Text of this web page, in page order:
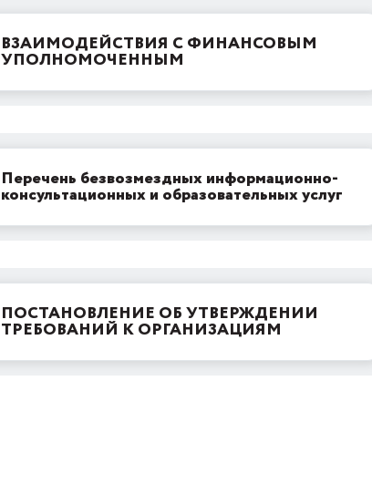
ВЗАИМОДЕЙСТВИЯ С ФИНАНСОВЫМ
УПОЛНОМОЧЕННЫМ
Перечень безвозмездных информационно-
консультационных и образовательных услуг
ПОСТАНОВЛЕНИЕ ОБ УТВЕРЖДЕНИИ
ТРЕБОВАНИЙ К ОРГАНИЗАЦИЯМ